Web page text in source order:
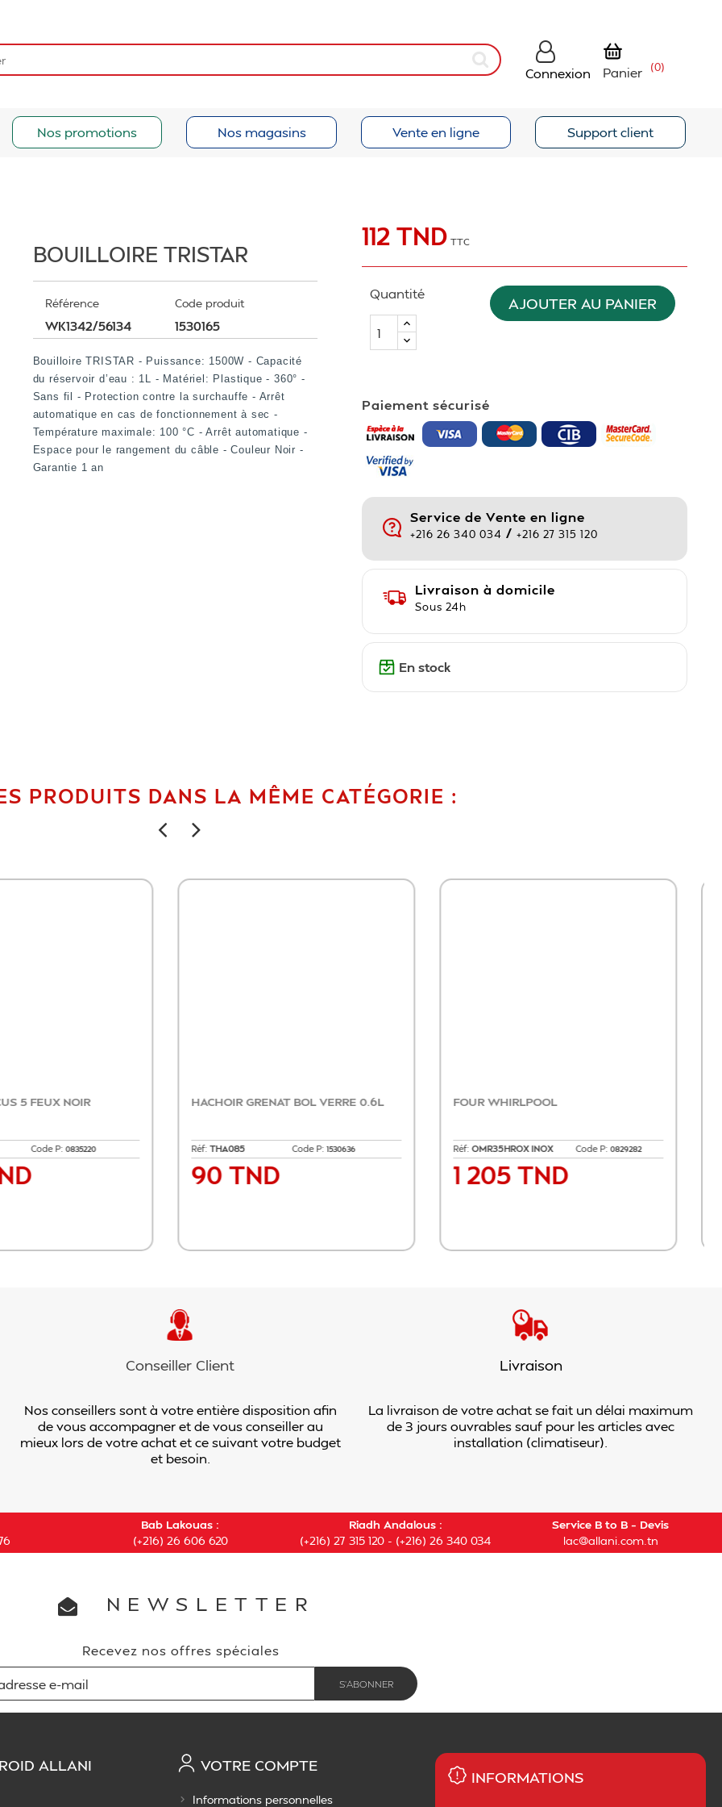
Connexion Panier (0)
Nos promotions Nos magasins Vente en ligne Support client
BOUILLOIRE TRISTAR
Référence
WK1342/56134
Code produit
1530165
Bouilloire TRISTAR - Puissance: 1500W - Capacité
du réservoir d’eau : 1L - Matériel: Plastique - 360° -
Sans fil - Protection contre la surchauffe - Arrêt
automatique en cas de fonctionnement à sec -
Température maximale: 100 °C - Arrêt automatique -
Espace pour le rangement du câble - Couleur Noir -
Garantie 1 an
112 TND TTC
Quantité
AJOUTER AU PANIER
Paiement sécurisé
Service de Vente en ligne
+216 26 340 034 /+216 27 315 120
Livraison à domicile
Sous 24h
En stock
PRODUITS DANS LA MÊME CATÉGORIE :
CUISINIÈRE ARTHUR MARTIN 60CM 4
AMG60N
Prix
1 230 TND
FRITEUSE A AIR KENWOOD
HFP50 000BK
Prix
459 TND
FAITOUT MINERALIA 20 CM+
Réf:PYREX 33054
Prix
126 TND
Conseiller Client
Nos conseillers sont à votre entière disposition afin
de vous accompagner et de vous conseiller au
mieux lors de votre achat et ce suivant votre budget
et besoin.
Livraison
La livraison de votre achat se fait un délai maximum
de 3 jours ouvrables sauf pour les articles avec
installation (climatiseur).
Bab Lakouas :
(+216) 26 606 620
Riadh Andalous :
(+216) 27 315 120 - (+216) 26 340 034
Service B to B – Devis
lac@allani.com.tn
NEWSLETTER
Recevez nos offres spéciales
ALLANI VOTRE COMPTE
Informations personnelles
INFORMATIONS